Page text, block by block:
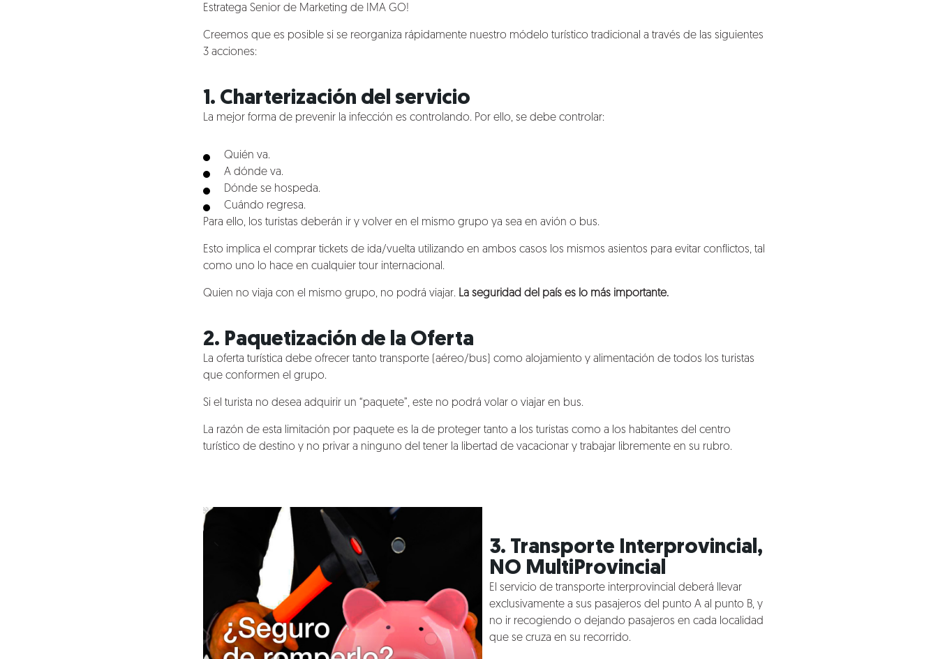
Estratega Senior de Marketing de IMA GO!
Creemos que es posible si se reorganiza rápidamente nuestro módelo turístico tradicional a través de las siguientes
3 acciones:
1. Charterización del servicio
La mejor forma de prevenir la infección es controlando. Por ello, se debe controlar:
Quién va.
A dónde va.
Dónde se hospeda.
Cuándo regresa.
Para ello, los turistas deberán ir y volver en el mismo grupo ya sea en avión o bus.
Esto implica el comprar tickets de ida/vuelta utilizando en ambos casos los mismos asientos para evitar conflictos, tal
como uno lo hace en cualquier tour internacional.
Quien no viaja con el mismo grupo, no podrá viajar. La seguridad del país es lo más importante.
2. Paquetización de la Oferta
La oferta turística debe ofrecer tanto transporte (aéreo/bus) como alojamiento y alimentación de todos los turistas
que conformen el grupo.
Si el turista no desea adquirir un “paquete”, este no podrá volar o viajar en bus.
La razón de esta limitación por paquete es la de proteger tanto a los turistas como a los habitantes del centro
turístico de destino y no privar a ninguno del tener la libertad de vacacionar y trabajar libremente en su rubro.
3. Transporte Interprovincial,
NO MultiProvincial
El servicio de transporte interprovincial deberá llevar
exclusivamente a sus pasajeros del punto A al punto B, y
no ir recogiendo o dejando pasajeros en cada localidad
que se cruza en su recorrido.